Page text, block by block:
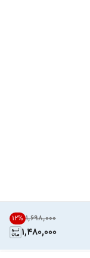
۱٬۶۹۸٬۰۰۰ 12%
1,480,000